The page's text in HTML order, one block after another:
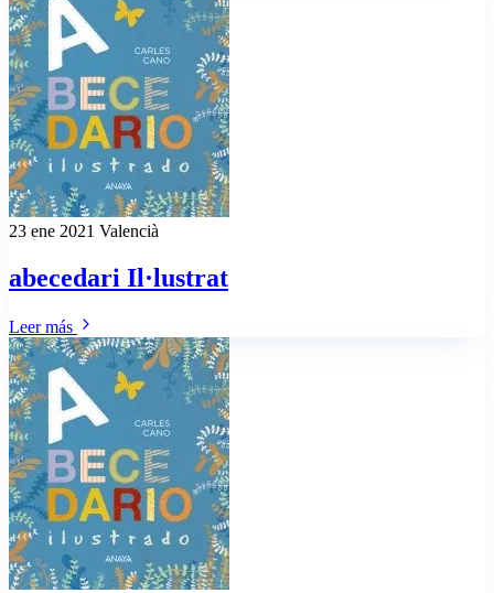
23 ene 2021 Valencià
abecedari Il·lustrat
Leer más